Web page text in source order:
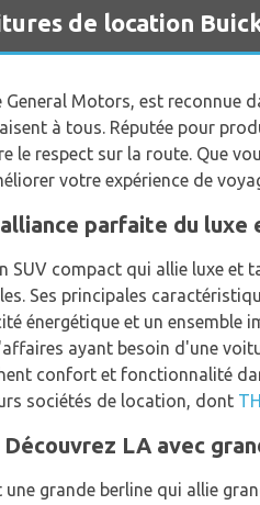
de location
General Motors, est reconnue
à tous. Réputée pour
le respect sur la route. Que
votre expérience de
parfaite du
SUV compact qui allie luxe
Ses principales
énergétique et un
ayant besoin d'une
confort et fonctionnalité
sociétés de location, dont
Découvrez LA avec
une grande berline qui allie